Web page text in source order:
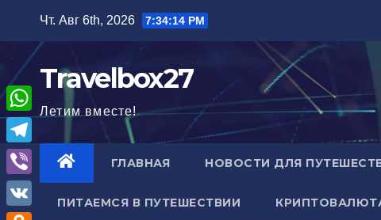
содержимому
Чт. Авг 6th, 2026 7:34:15 PM
Travelbox27
Летим вместе!
ГЛАВНАЯ НОВОСТИ ДЛЯ
ПИТАЕМСЯ В ПУТЕШЕСТВИИ
W
h
a
T
e
l
V
i